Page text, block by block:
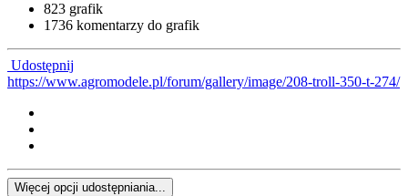
823 grafik
1736 komentarzy do grafik
Udostępnij
https://www.agromodele.pl/forum/gallery/image/208-troll-350-t-274/
Więcej opcji udostępniania...